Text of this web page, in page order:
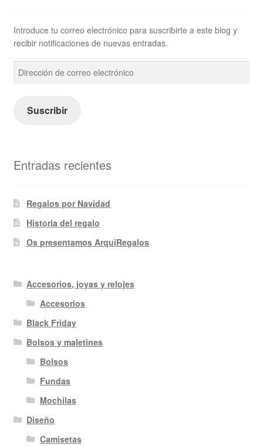
Introduce tu correo electrónico para suscribirte a este blog y
recibir notificaciones de nuevas entradas.
Dirección
de
electrónico
Suscribir
Entradas recientes
Regalos por Navidad
Historia del regalo
Os presentamos ArquiRegalos
Accesorios, joyas y relojes
Accesorios
Black Friday
Bolsos y maletines
Bolsos
Fundas
Mochilas
Diseño
Camisetas